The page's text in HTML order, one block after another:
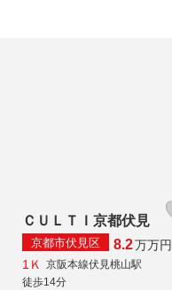
ＣＵＬＴＩ京都伏見
京都市伏見区 8.2万万円
1Ｋ
京阪本線伏見桃山駅
徒歩14分